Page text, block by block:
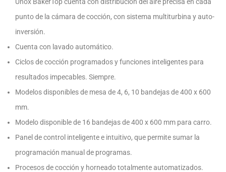
punto de la cámara de cocción, con sistema multiturbina y auto-
inversión.
Cuenta con lavado automático.
Ciclos de cocción programados y funciones inteligentes para
resultados impecables. Siempre.
Modelos disponibles de mesa de 4, 6, 10 bandejas de 400 x 600
mm.
Modelo disponible de 16 bandejas de 400 x 600 mm para carro.
Panel de control inteligente e intuitivo, que permite sumar la
programación manual de programas.
Procesos de cocción y horneado totalmente automatizados.